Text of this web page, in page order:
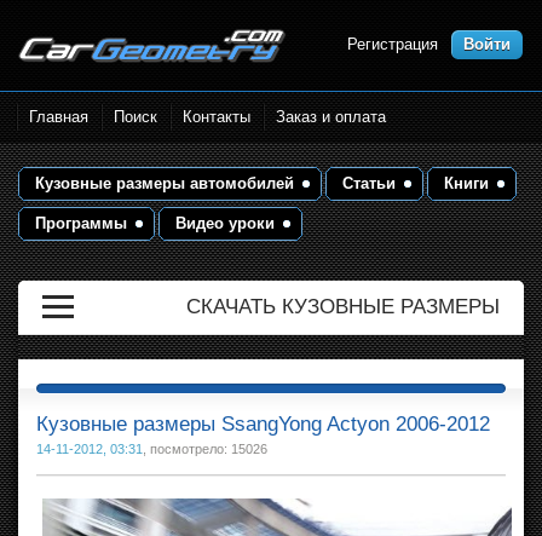
Размеры кузова автомобилей.
Контрольные точки и кузовные
размеры. Геометрия кузова
Регистрация Войти
Главная Поиск Контакты Заказ и оплата
Кузовные размеры автомобилей Статьи Книги
Программы Видео уроки
СКАЧАТЬ КУЗОВНЫЕ РАЗМЕРЫ
Кузовные размеры SsangYong Actyon 2006-2012
14-11-2012, 03:31 , посмотрело: 15026